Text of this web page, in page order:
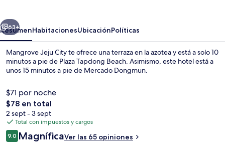
Terraza en la azotea
Siguiente
63+
ResumenHabitacionesUbicaciónPolíticas
Mangrove Jeju City te ofrece una terraza en la azotea y está a solo 10
minutos a pie de Plaza Tapdong Beach. Asimismo, este hotel está a
unos 15 minutos a pie de Mercado Dongmun.
$71 por noche
El
precio
total
es
de
$78 en total
2 sept - 3 sept
Total con impuestos y cargos
Opiniones
9.09.0 de 10,
MagníficaVer las 65 opiniones